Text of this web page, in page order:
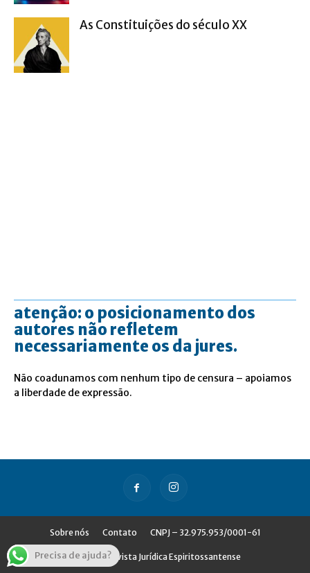
As Constituições do século XX
atenção: o posicionamento dos
autores não refletem
necessariamente os da jures.
Não coadunamos com nenhum tipo de censura – apoiamos
a liberdade de expressão.
Sobre nós Contato CNPJ – 32.975.953/0001-61
© Jures - Revista Jurídica Espiritossantense
Precisa de ajuda?